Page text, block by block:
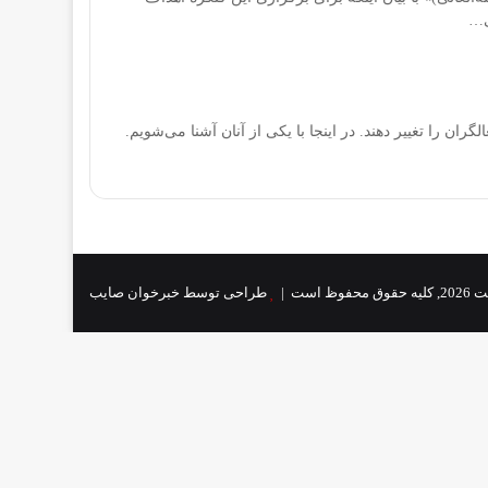
را تغییر دهند. در اینجا با یکی از آنان آشنا می‌شویم.
است | طراحی توسط خبرخوان صایب